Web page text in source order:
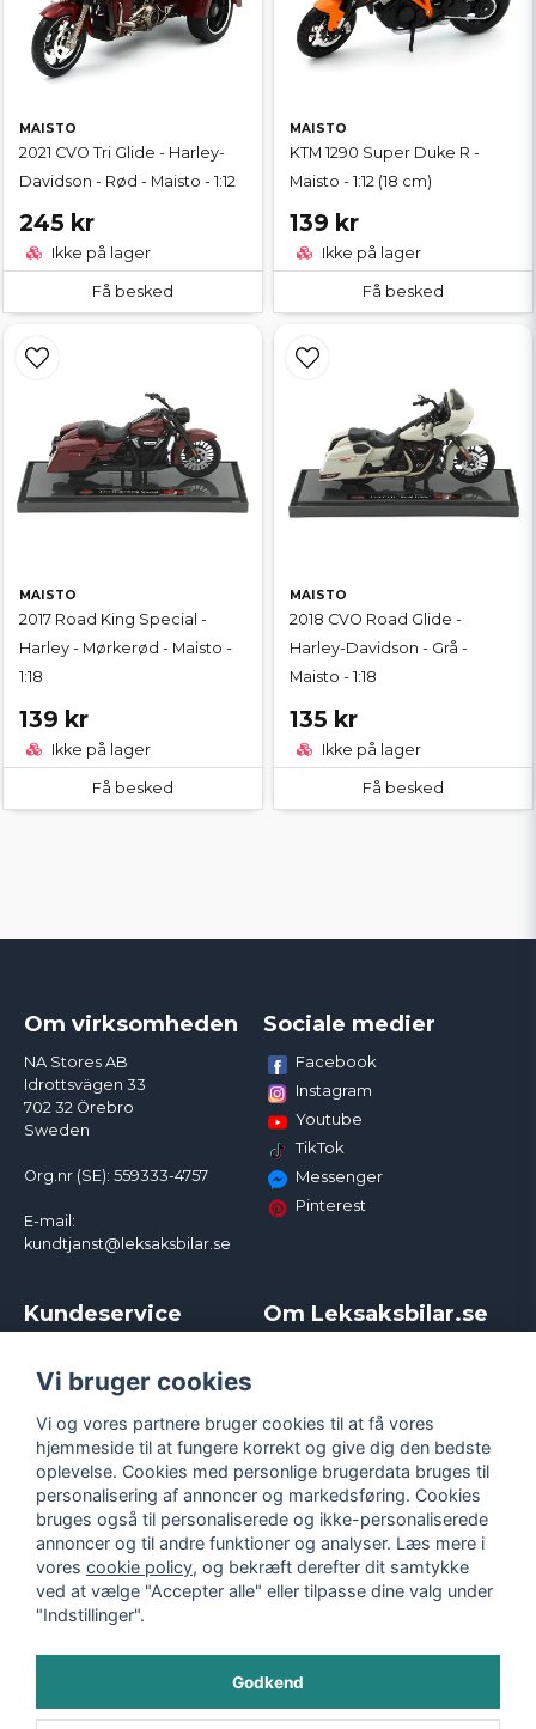
MAISTO
2021 CVO Tri Glide - Harley-
Davidson - Rød - Maisto - 1:12
245 kr
Ikke på lager
Få besked
MAISTO
KTM 1290 Super Duke R -
Maisto - 1:12 (18 cm)
139 kr
Ikke på lager
Få besked
MAISTO
2017 Road King Special -
Harley - Mørkerød - Maisto -
1:18
139 kr
Ikke på lager
Få besked
MAISTO
2018 CVO Road Glide -
Harley-Davidson - Grå -
Maisto - 1:18
135 kr
Ikke på lager
Få besked
Om virksomheden
NA Stores AB
Idrottsvägen 33
702 32 Örebro
Sweden
Org.nr (SE): 559333-4757
E-mail:
kundtjanst@leksaksbilar.se
Sociale medier
Facebook
Instagram
Youtube
TikTok
Messenger
Pinterest
Kundeservice
Kampagner og rabatter
Reklamation
Policy chase cars
Returnera
Logga in
Om Leksaksbilar.se
Handelsbetingelser
Persondatapolitik
Cookies
Vi bruger cookies
Vi og vores partnere bruger cookies til at få vores
hjemmeside til at fungere korrekt og give dig den bedste
oplevelse. Cookies med personlige brugerdata bruges til
personalisering af annoncer og markedsføring. Cookies
bruges også til personaliserede og ikke-personaliserede
annoncer og til andre funktioner og analyser. Læs mere i
vores cookie policy, og bekræft derefter dit samtykke
ved at vælge "Accepter alle" eller tilpasse dine valg under
"Indstillinger".
Godkend